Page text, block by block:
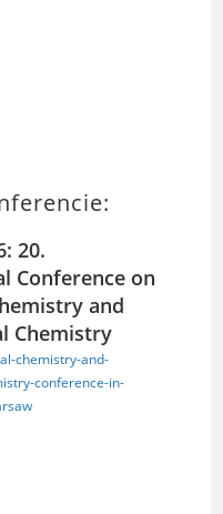
20.
Conference on
and
Chemistry
chemistry-and-
conference-in-